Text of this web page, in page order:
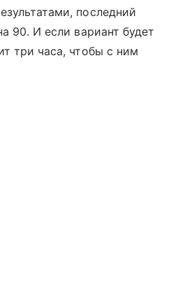
последний
90. И если вариант будет
три часа, чтобы с ним